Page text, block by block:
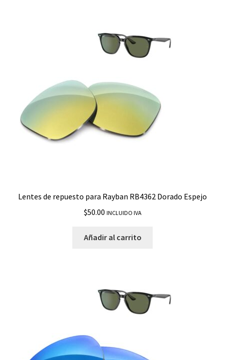
Lentes de repuesto para Rayban RB4362 Dorado Espejo
$50.00 INCLUIDO IVA
Añadir al carrito